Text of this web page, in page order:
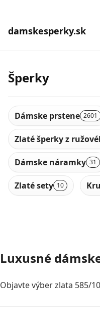
damskesperky.sk
Šperky
Dámske prstene 2601
Zlaté šperky z
Dámske náramky 31
Zlaté sety 10
Luxusné
Objavte výber zlata 585/